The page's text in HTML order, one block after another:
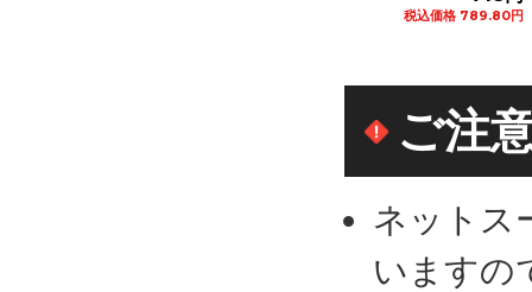
税込価格 299.20円
ご注
ネットス
いますの